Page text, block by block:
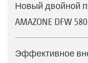
Новый двойной
AMAZONE DFW
Эффективное